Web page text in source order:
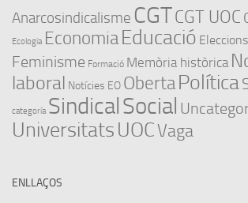
Anarcosindicalisme CGTCGT UOC
Ecologia EconomiaEducació
Feminisme Formació Memòria històrica
laboral Notícies EO ObertaPolítica
categoría SindicalSocial
UniversitatsUOCVaga
ENLLAÇOS